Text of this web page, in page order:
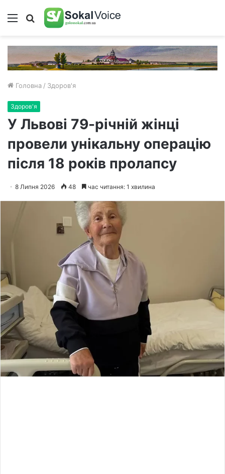
Меню Пошук
Головна / Здоров'я
Здоров'я
У Львові 79-річній жінці
провели унікальну операцію
після 18 років пролапсу
8 Липня 2026 48 час читання: 1 хвилина